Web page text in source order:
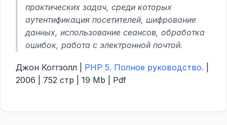
практических задач, среди которых
аутентификация посетителей, шифрование
данных, использование сеансов, обработка
ошибок, работа с электронной почтой.
Джон Коггзолл | PHP 5. Полное руководство.
2006 | 752 стр | 19 Mb | Pdf